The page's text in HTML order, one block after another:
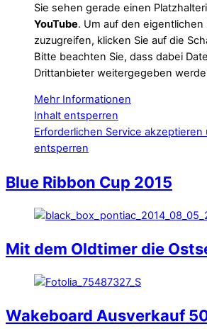
Sie sehen gerade einen
YouTube. Um auf den eigentlichen
zuzugreifen, klicken Sie auf die
Bitte beachten Sie, dass dabei
Drittanbieter weitergegeben
Mehr Informationen
Inhalt entsperren
Erforderlichen Service akzeptieren
entsperren
Blue Ribbon Cup 2015
Mit dem Oldtimer die
Wakeboard Ausverkauf